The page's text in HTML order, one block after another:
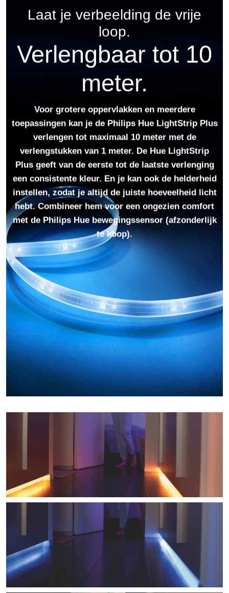
Laat je verbeelding de vrije
loop.
Verlengbaar tot 10
meter.
Voor grotere oppervlakken en meerdere
toepassingen kan je de Philips Hue LightStrip Plus
verlengen tot maximaal 10 meter met de
verlengstukken van 1 meter. De Hue LightStrip
Plus geeft van de eerste tot de laatste verlenging
een consistente kleur. En je kan ook de helderheid
instellen, zodat je altijd de juiste hoeveelheid licht
hebt. Combineer hem voor een ongezien comfort
met de Philips Hue bewegingssensor (afzonderlijk
te koop).